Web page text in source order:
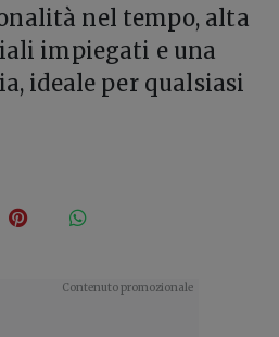
nel tempo, alta
impiegati e una
ideale per qualsiasi